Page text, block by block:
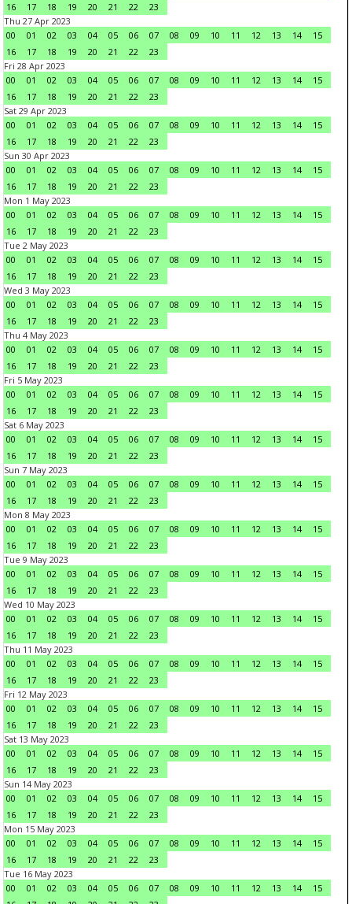
16
17 18 19 20 21 22
23
Thu 27 Apr 2023
00
01 02 03 04 05 06 07 08 09 10 11 12 13 14
15
16
17 18 19 20 21 22
23
Fri 28 Apr 2023
00
01 02 03 04 05 06 07 08 09 10 11 12 13 14
15
16
17 18 19 20 21 22
23
Sat 29 Apr 2023
00
01 02 03 04 05 06 07 08 09 10 11 12 13 14
15
16
17 18 19 20 21 22
23
Sun 30 Apr 2023
00
01 02 03 04 05 06 07 08 09 10 11 12 13 14
15
16
17 18 19 20 21 22
23
Mon 1 May 2023
00
01 02 03 04 05 06 07 08 09 10 11 12 13 14
15
16
17 18 19 20 21 22
23
Tue 2 May 2023
00
01 02 03 04 05 06 07 08 09 10 11 12 13 14
15
16
17 18 19 20 21 22
23
Wed 3 May 2023
00
01 02 03 04 05 06 07 08 09 10 11 12 13 14
15
16
17 18 19 20 21 22
23
Thu 4 May 2023
00
01 02 03 04 05 06 07 08 09 10 11 12 13 14
15
16
17 18 19 20 21 22
23
Fri 5 May 2023
00
01 02 03 04 05 06 07 08 09 10 11 12 13 14
15
16
17 18 19 20 21 22
23
Sat 6 May 2023
00
01 02 03 04 05 06 07 08 09 10 11 12 13 14
15
16
17 18 19 20 21 22
23
Sun 7 May 2023
00
01 02 03 04 05 06 07 08 09 10 11 12 13 14
15
16
17 18 19 20 21 22
23
Mon 8 May 2023
00
01 02 03 04 05 06 07 08 09 10 11 12 13 14
15
16
17 18 19 20 21 22
23
Tue 9 May 2023
00
01 02 03 04 05 06 07 08 09 10 11 12 13 14
15
16
17 18 19 20 21 22
23
Wed 10 May 2023
00
01 02 03 04 05 06 07 08 09 10 11 12 13 14
15
16
17 18 19 20 21 22
23
Thu 11 May 2023
00
01 02 03 04 05 06 07 08 09 10 11 12 13 14
15
16
17 18 19 20 21 22
23
Fri 12 May 2023
00
01 02 03 04 05 06 07 08 09 10 11 12 13 14
15
16
17 18 19 20 21 22
23
Sat 13 May 2023
00
01 02 03 04 05 06 07 08 09 10 11 12 13 14
15
16
17 18 19 20 21 22
23
Sun 14 May 2023
00
01 02 03 04 05 06 07 08 09 10 11 12 13 14
15
16
17 18 19 20 21 22
23
Mon 15 May 2023
00
01 02 03 04 05 06 07 08 09 10 11 12 13 14
15
16
17 18 19 20 21 22
23
Tue 16 May 2023
00
01 02 03 04 05 06 07 08 09 10 11 12 13 14
15